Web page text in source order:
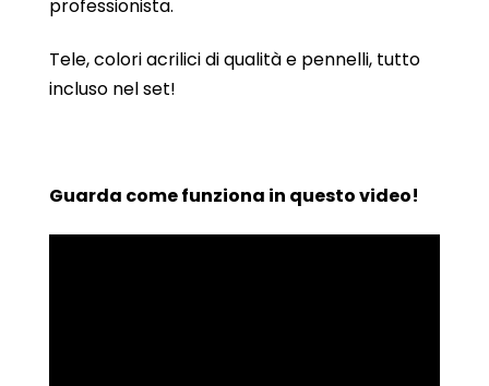
professionista.
Tele, colori acrilici di qualità e pennelli, tutto
incluso nel set!
Guarda come funziona in questo video!